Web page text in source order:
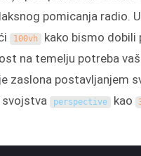
pomicanja radio.
100vh kako bismo dobili
na temelju potreba
zaslona postavljanjem
svojstva
perspective kao